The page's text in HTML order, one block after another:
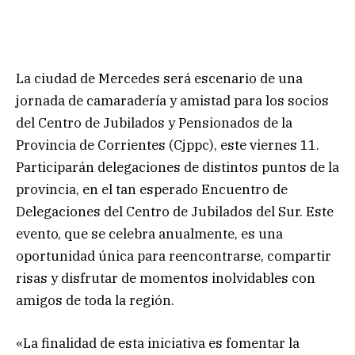
La ciudad de Mercedes será escenario de una
jornada de camaradería y amistad para los socios
del Centro de Jubilados y Pensionados de la
Provincia de Corrientes (Cjppc), este viernes 11.
Participarán delegaciones de distintos puntos de la
provincia, en el tan esperado Encuentro de
Delegaciones del Centro de Jubilados del Sur. Este
evento, que se celebra anualmente, es una
oportunidad única para reencontrarse, compartir
risas y disfrutar de momentos inolvidables con
amigos de toda la región.
«La finalidad de esta iniciativa es fomentar la